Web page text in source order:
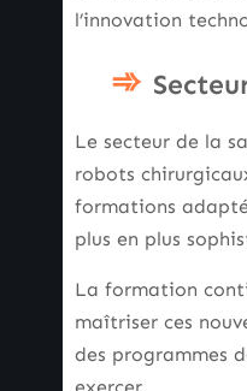
l’innovation
Le secteur de la
robots
formations
plus en plus
La formation
maîtriser ces
des programmes